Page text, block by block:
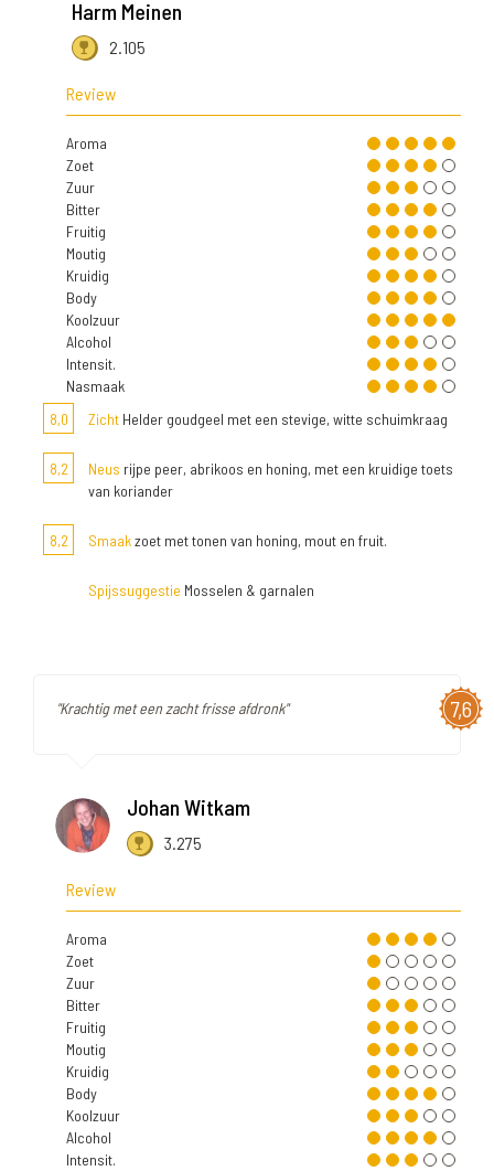
Harm Meinen
2.105
Review
Aroma
Zoet
Zuur
Bitter
Fruitig
Moutig
Kruidig
Body
Koolzuur
Alcohol
Intensit.
Nasmaak
8,0
Zicht Helder goudgeel met een stevige, witte schuimkraag
8,2 Neus rijpe peer, abrikoos en honing, met een kruidige toets
van koriander
8,2 Smaakzoet met tonen van honing, mout en fruit.
Spijssuggestie Mosselen & garnalen
7,6
"Krachtig met een zacht frisse afdronk"
Johan Witkam
3.275
Review
Aroma
Zoet
Zuur
Bitter
Fruitig
Moutig
Kruidig
Body
Koolzuur
Alcohol
Intensit.